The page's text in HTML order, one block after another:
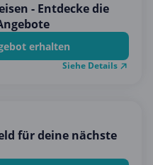
- Entdecke die
erhalten
Siehe Details
für deine nächste